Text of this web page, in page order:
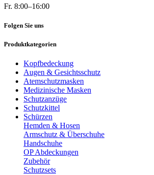
Fr. 8:00–16:00
Folgen Sie uns
Produktkategorien
Kopfbedeckung
Augen & Gesichtsschutz
Atemschutzmasken
Medizinische Masken
Schutzanzüge
Schutzkittel
Schürzen
Hemden & Hosen
Armschutz & Überschuhe
Handschuhe
OP Abdeckungen
Zubehör
Schutzsets